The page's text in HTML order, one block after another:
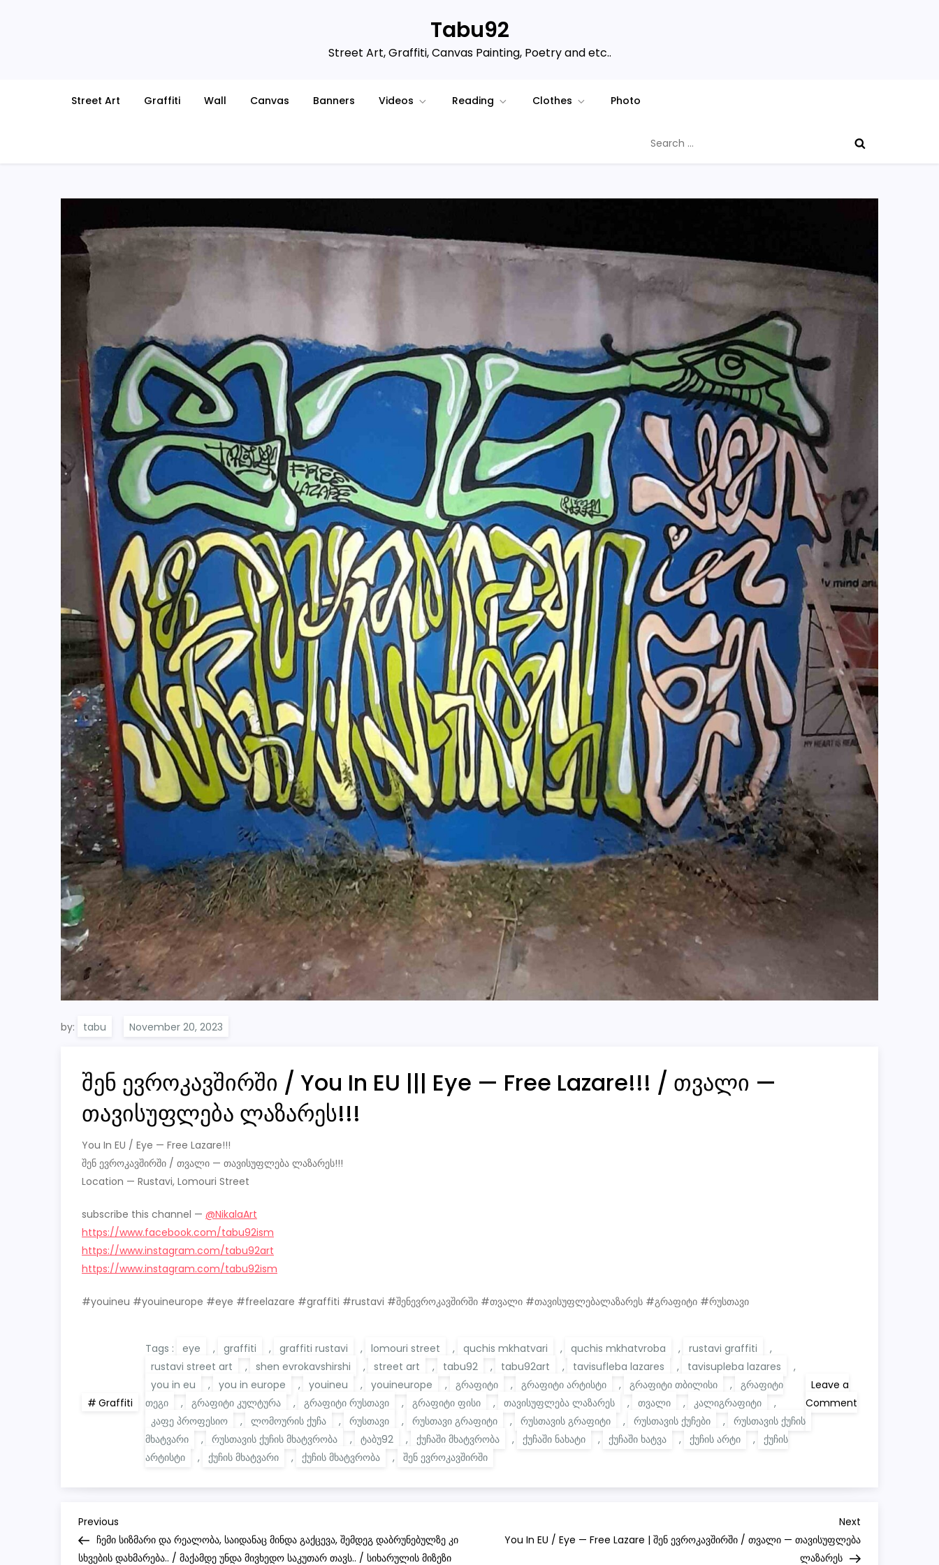
Tabu92
Street Art, Graffiti, Canvas Painting, Poetry and etc..
Street Art Graffiti Wall Canvas Banners Videos Reading Clothes Photo
for:
by: tabu
შენ ევროკავშირში / You In EU ||| Eye — Free Lazare!!! / თვალი —
თავისუფლება ლაზარეს!!!
You In EU / Eye — Free Lazare!!!
შენ ევროკავშირში / თვალი — თავისუფლება ლაზარეს!!!
Location — Rustavi, Lomouri Street
subscribe this channel — @NikalaArt
https://www.facebook.com/tabu92ism
https://www.instagram.com/tabu92art
https://www.instagram.com/tabu92ism
#youineu #youineurope #eye #freelazare #graffiti #rustavi #შენევროკავშირში #თვალი #თავისუფლებალაზარეს #გრაფიტი #რუსთავი
Graffiti
Tags : eye , graffiti , graffiti rustavi , lomouri street , quchis mkhatvari , quchis mkhatvroba , rustavi graffiti
,
rustavi street art
, shen evrokavshirshi , street art , tabu92 , tabu92art , tavisufleba lazares , tavisupleba lazares
,
you in eu
, you in europe , youineu , youineurope , გრაფიტი , გრაფიტი არტისტი , გრაფიტი თბილისი , გრაფიტი
თეგი
, გრაფიტი კულტურა , გრაფიტი რუსთავი , გრაფიტი ფისი , თავისუფლება ლაზარეს , თვალი , კალიგრაფიტი
,
კაფე პროფესიო
, ლომოურის ქუჩა , რუსთავი , რუსთავი გრაფიტი , რუსთავის გრაფიტი , რუსთავის ქუჩები , რუსთავის ქუჩის
მხატვარი
, რუსთავის ქუჩის მხატვრობა , ტაბუ92 , ქუჩაში მხატვრობა , ქუჩაში ნახატი , ქუჩაში ხატვა , ქუჩის არტი , ქუჩის
არტისტი
, ქუჩის მხატვარი , ქუჩის მხატვრობა , შენ ევროკავშირში
Leave a
Comment
შენ
Lazare!!!
/
თვალი
P
Previous
Post
Previous
ჩემი სიზმარი და რეალობა, საიდანაც მინდა გაქცევა, შემდეგ დაბრუნებულზე კი
სხვების დახმარება.. / მაქამდე უნდა მივხედო საკუთარ თავს.. / სიხარულის მიზეზი
Post
Next
You In EU / Eye — Free Lazare | შენ ევროკავშირში / თვალი — თავისუფლება
ლაზარეს